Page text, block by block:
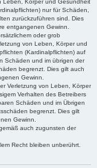
Leben, Körper und Gesundheit
nur für Schäden,
zurückzuführen sind. Dies
entgangenen Gewinn.
oder grob
von Leben, Körper und
(Kardinalpflichten) auf
Schäden und im übrigen der
begrenzt. Dies gilt auch
Gewinn.
Verletzung von Leben, Körper
Verhalten des Betreibers
Schäden und im Übrigen
begrenzt. Dies gilt
Gewinn.
auch zugunsten der
Recht bleiben unberührt.